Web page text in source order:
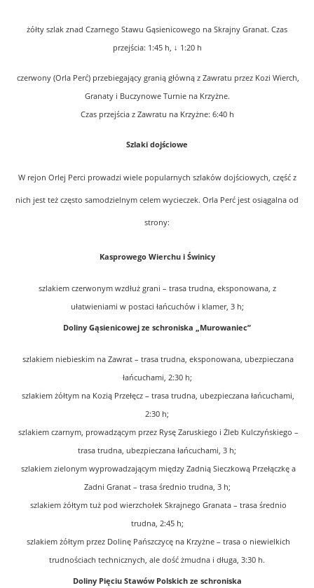
żółty szlak znad Czarnego Stawu Gąsienicowego na Skrajny Granat. Czas
przejścia: 1:45 h, ↓ 1:20 h
czerwony (Orla Perć) przebiegający granią główną z Zawratu przez Kozi Wierch,
Granaty i Buczynowe Turnie na Krzyżne.
Czas przejścia z Zawratu na Krzyżne: 6:40 h
Szlaki dojściowe
W rejon Orlej Perci prowadzi wiele popularnych szlaków dojściowych, część z
nich jest też często samodzielnym celem wycieczek. Orla Perć jest osiągalna od
strony:
Kasprowego Wierchu i Świnicy
szlakiem czerwonym wzdłuż grani – trasa trudna, eksponowana, z
ułatwieniami w postaci łańcuchów i klamer, 3 h;
Doliny Gąsienicowej ze schroniska „Murowaniec”
szlakiem niebieskim na Zawrat – trasa trudna, eksponowana, ubezpieczana
łańcuchami, 2:30 h;
szlakiem żółtym na Kozią Przełęcz – trasa trudna, ubezpieczana łańcuchami,
2:30 h;
szlakiem czarnym, prowadzącym przez Rysę Zaruskiego i Żleb Kulczyńskiego –
trasa trudna, ubezpieczana łańcuchami, 3 h;
szlakiem zielonym wyprowadzającym między Zadnią Sieczkową Przełączkę a
Zadni Granat – trasa średnio trudna, 3 h;
szlakiem żółtym tuż pod wierzchołek Skrajnego Granata – trasa średnio
trudna, 2:45 h;
szlakiem żółtym przez Dolinę Pańszczycę na Krzyżne – trasa o niewielkich
trudnościach technicznych, ale dość żmudna i długa, 3:30 h.
Doliny Pięciu Stawów Polskich ze schroniska